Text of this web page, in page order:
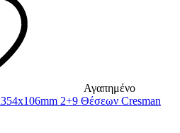
Αγαπημένο
2+9 Θέσεων Cresman